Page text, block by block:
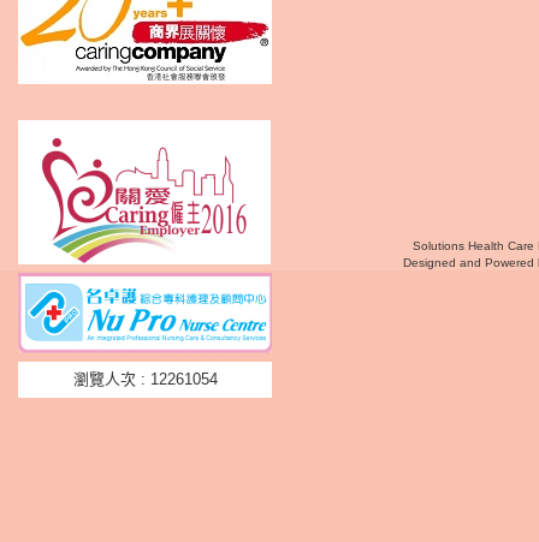
瀏覽人次 : 12261054
Solutions Health Care
Designed and